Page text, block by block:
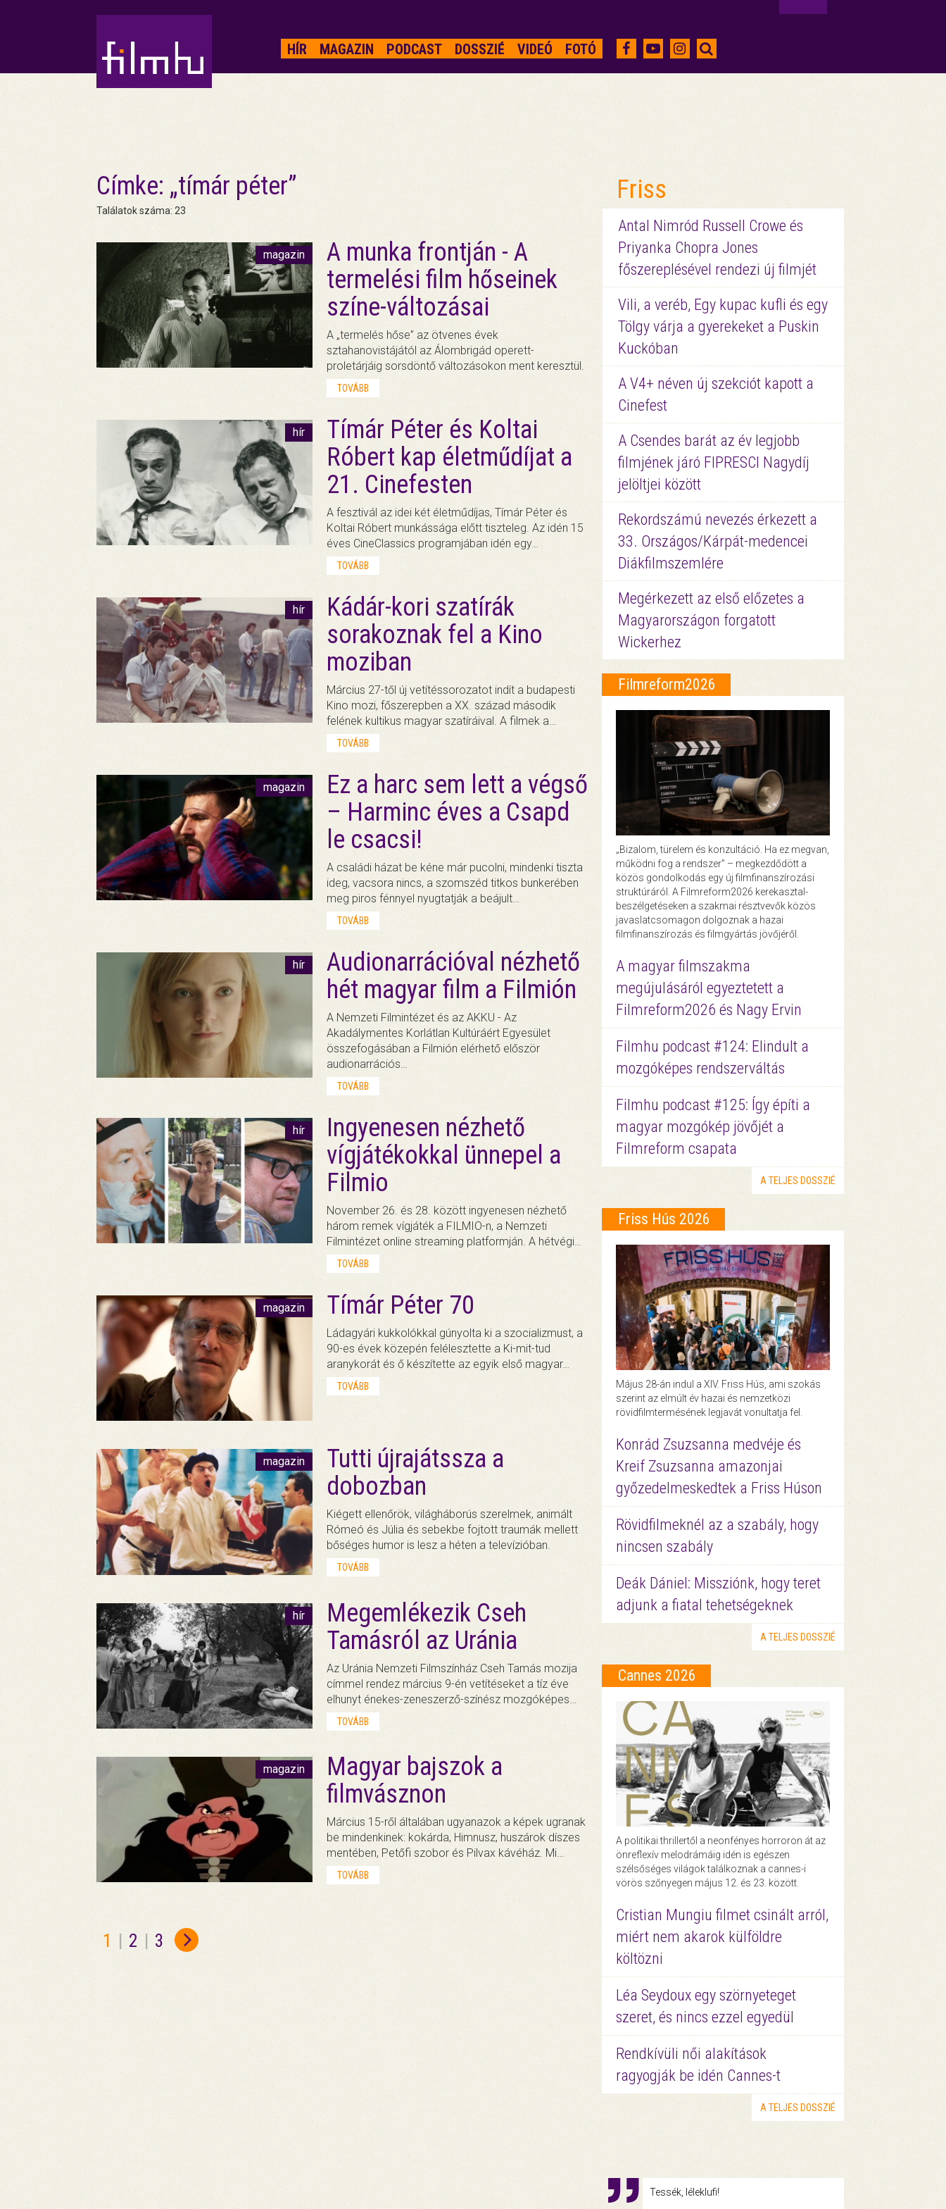
HÍR MAGAZIN PODCAST DOSSZIÉ VIDEÓ FOTÓ
Címke: „tímár péter”
Találatok száma: 23
magazin
A munka frontján - A
termelési film hőseinek
színe-változásai
A „termelés hőse” az ötvenes évek
sztahanovistájától az Álombrigád operett-
proletárjáig sorsdöntő változásokon ment keresztül.
TOVÁBB
hír
Tímár Péter és Koltai
Róbert kap életműdíjat a
21. Cinefesten
A fesztivál az idei két életműdíjas, Tímár Péter és
Koltai Róbert munkássága előtt tiszteleg. Az idén 15
éves CineClassics programjában idén egy…
TOVÁBB
hír
Kádár-kori szatírák
sorakoznak fel a Kino
moziban
Március 27-től új vetítéssorozatot indít a budapesti
Kino mozi, főszerepben a XX. század második
felének kultikus magyar szatíráival. A filmek a…
TOVÁBB
magazin
Ez a harc sem lett a végső
– Harminc éves a Csapd
le csacsi!
A családi házat be kéne már pucolni, mindenki tiszta
ideg, vacsora nincs, a szomszéd titkos bunkerében
meg piros fénnyel nyugtatják a beájult…
TOVÁBB
hír
Audionarrációval nézhető
hét magyar film a Filmión
A Nemzeti Filmintézet és az AKKU - Az
Akadálymentes Korlátlan Kultúráért Egyesület
összefogásában a Filmión elérhető először
audionarrációs…
TOVÁBB
hír
Ingyenesen nézhető
vígjátékokkal ünnepel a
Filmio
November 26. és 28. között ingyenesen nézhető
három remek vígjáték a FILMIO-n, a Nemzeti
Filmintézet online streaming platformján. A hétvégi…
TOVÁBB
magazin Tímár Péter 70
Ládagyári kukkolókkal gúnyolta ki a szocializmust, a
90-es évek közepén felélesztette a Ki-mit-tud
aranykorát és ő készítette az egyik első magyar…
TOVÁBB
magazin
Tutti újrajátssza a
dobozban
Kiégett ellenőrök, világháborús szerelmek, animált
Rómeó és Júlia és sebekbe fojtott traumák mellett
bőséges humor is lesz a héten a televízióban.
TOVÁBB
hír
Megemlékezik Cseh
Tamásról az Uránia
Az Uránia Nemzeti Filmszínház Cseh Tamás mozija
címmel rendez március 9-én vetítéseket a tíz éve
elhunyt énekes-zeneszerző-színész mozgóképes…
TOVÁBB
magazin
Magyar bajszok a
filmvásznon
Március 15-ről általában ugyanazok a képek ugranak
be mindenkinek: kokárda, Himnusz, huszárok díszes
mentében, Petőfi szobor és Pilvax kávéház. Mi…
TOVÁBB
1 | 2 | 3
Friss
Antal Nimród Russell Crowe és
Priyanka Chopra Jones
főszereplésével rendezi új filmjét
Vili, a veréb, Egy kupac kufli és egy
Tölgy várja a gyerekeket a Puskin
Kuckóban
A V4+ néven új szekciót kapott a
Cinefest
A Csendes barát az év legjobb
filmjének járó FIPRESCI Nagydíj
jelöltjei között
Rekordszámú nevezés érkezett a
33. Országos/Kárpát-medencei
Diákfilmszemlére
Megérkezett az első előzetes a
Magyarországon forgatott
Wickerhez
Filmreform2026
„Bizalom, türelem és konzultáció. Ha ez megvan,
működni fog a rendszer” – megkezdődött a
közös gondolkodás egy új filmfinanszírozási
struktúráról. A Filmreform2026 kerekasztal-
beszélgetéseken a szakmai résztvevők közös
javaslatcsomagon dolgoznak a hazai
filmfinanszírozás és filmgyártás jövőjéről.
A magyar filmszakma
megújulásáról egyeztetett a
Filmreform2026 és Nagy Ervin
Filmhu podcast #124: Elindult a
mozgóképes rendszerváltás
Filmhu podcast #125: Így építi a
magyar mozgókép jövőjét a
Filmreform csapata
A TELJES DOSSZIÉ
Friss Hús 2026
Május 28-án indul a XIV. Friss Hús, ami szokás
szerint az elmúlt év hazai és nemzetközi
rövidfilmtermésének legjavát vonultatja fel.
Konrád Zsuzsanna medvéje és
Kreif Zsuzsanna amazonjai
győzedelmeskedtek a Friss Húson
Rövidfilmeknél az a szabály, hogy
nincsen szabály
Deák Dániel: Missziónk, hogy teret
adjunk a fiatal tehetségeknek
A TELJES DOSSZIÉ
Cannes 2026
A politikai thrillertől a neonfényes horroron át az
önreflexív melodrámáig idén is egészen
szélsőséges világok találkoznak a cannes-i
vörös szőnyegen május 12. és 23. között.
Cristian Mungiu filmet csinált arról,
miért nem akarok külföldre
költözni
Léa Seydoux egy szörnyeteget
szeret, és nincs ezzel egyedül
Rendkívüli női alakítások
ragyogják be idén Cannes-t
A TELJES DOSSZIÉ
Tessék, léleklufi!